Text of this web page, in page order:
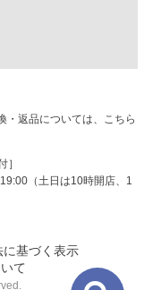
・返品については、こちら
］
（土日は10時開店、1
基づく表示
て